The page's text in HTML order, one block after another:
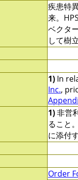
疾患特
来。
ベクタ
して樹
1) In
Inc.,
1)非営
ること
に添付
Order